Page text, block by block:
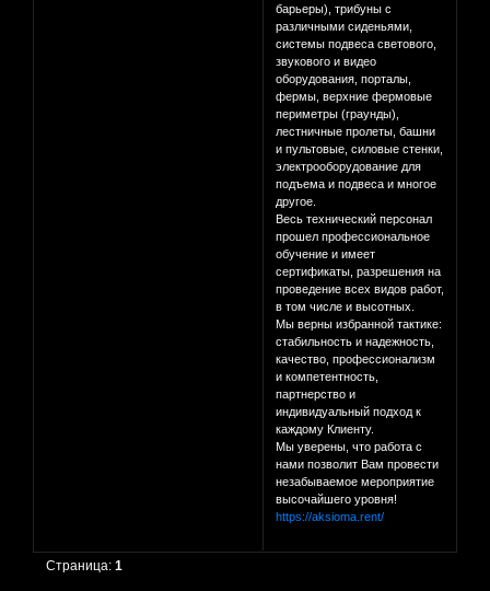
барьеры), трибуны с
различными сиденьями,
системы подвеса светового,
звукового и видео
оборудования, порталы,
фермы, верхние фермовые
периметры (граунды),
лестничные пролеты, башни
и пультовые, силовые стенки,
электрооборудование для
подъема и подвеса и многое
другое.
Весь технический персонал
прошел профессиональное
обучение и имеет
сертификаты, разрешения на
проведение всех видов работ,
в том числе и высотных.
Мы верны избранной тактике:
стабильность и надежность,
качество, профессионализм
и компетентность,
партнерство и
индивидуальный подход к
каждому Клиенту.
Мы уверены, что работа с
нами позволит Вам провести
незабываемое мероприятие
высочайшего уровня!
https://aksioma.rent/
Страница:1